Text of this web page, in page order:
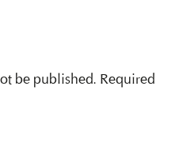
be published. Required